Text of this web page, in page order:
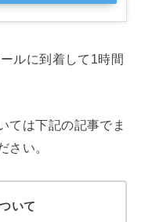
ルに到着して1時間
ては下記の記事でま
さい。
いて